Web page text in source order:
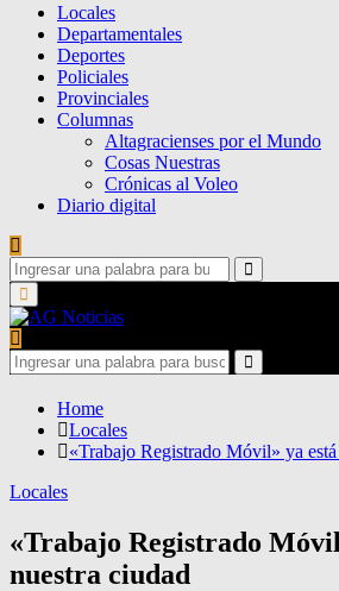
Locales
Departamentales
Deportes
Policiales
Provinciales
Columnas
Altagracienses por el Mundo
Cosas Nuestras
Crónicas al Voleo
Diario digital
Search
for:
Search
Primary
Menu
Search
for:
Search
Home
Locales
«Trabajo Registrado Móvil» ya
Locales
«Trabajo Registrado
nuestra ciudad